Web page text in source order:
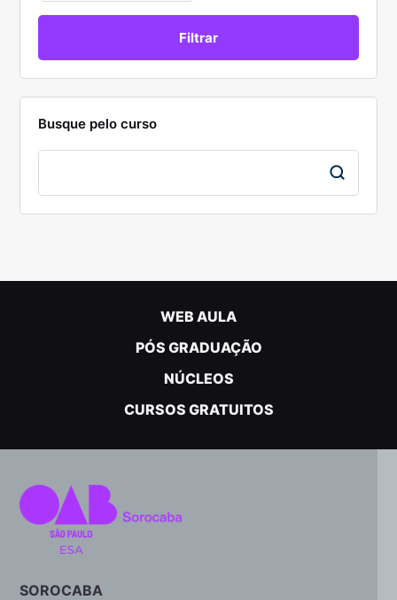
Busque pelo curso
WEB AULA
PÓS GRADUAÇÃO
NÚCLEOS
CURSOS GRATUITOS
SOROCABA